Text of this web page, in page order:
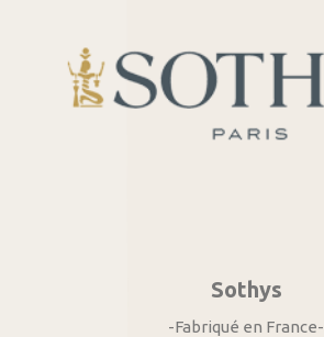
Sothys
-Fabriqué en France-